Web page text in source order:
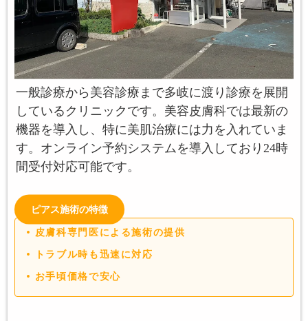
一般診療から美容診療まで多岐に渡り診療を展開
しているクリニックです。美容皮膚科では最新の
機器を導入し、特に美肌治療には力を入れていま
す。オンライン予約システムを導入しており24時
間受付対応可能です。
ピアス施術の特徴
皮膚科専門医による施術の提供
トラブル時も迅速に対応
お手頃価格で安心